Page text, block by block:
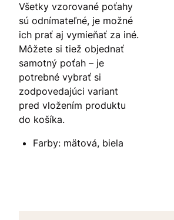
Všetky vzorované poťahy
sú odnímateľné, je možné
ich prať aj vymieňať za iné.
Môžete si tiež objednať
samotný poťah – je
potrebné vybrať si
zodpovedajúci variant
pred vložením produktu
do košíka.
Farby: mätová, biela